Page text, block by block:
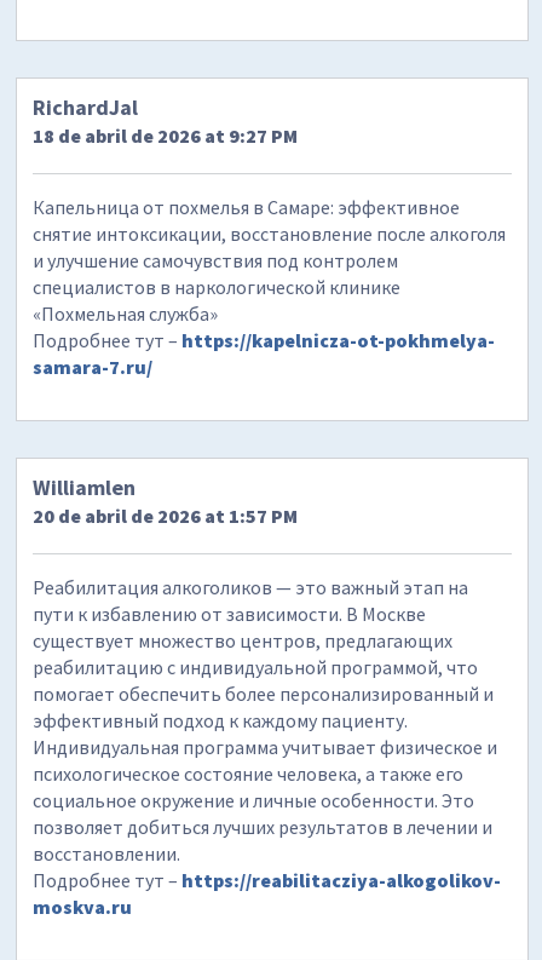
RichardJal
18 de abril de 2026 at 9:27 PM
Капельница от похмелья в Самаре: эффективное
снятие интоксикации, восстановление после алкоголя
и улучшение самочувствия под контролем
специалистов в наркологической клинике
«Похмельная служба»
Подробнее тут – https://kapelnicza-ot-pokhmelya-
samara-7.ru/
Williamlen
20 de abril de 2026 at 1:57 PM
Реабилитация алкоголиков — это важный этап на
пути к избавлению от зависимости. В Москве
существует множество центров, предлагающих
реабилитацию с индивидуальной программой, что
помогает обеспечить более персонализированный и
эффективный подход к каждому пациенту.
Индивидуальная программа учитывает физическое и
психологическое состояние человека, а также его
социальное окружение и личные особенности. Это
позволяет добиться лучших результатов в лечении и
восстановлении.
Подробнее тут – https://reabilitacziya-alkogolikov-
moskva.ru